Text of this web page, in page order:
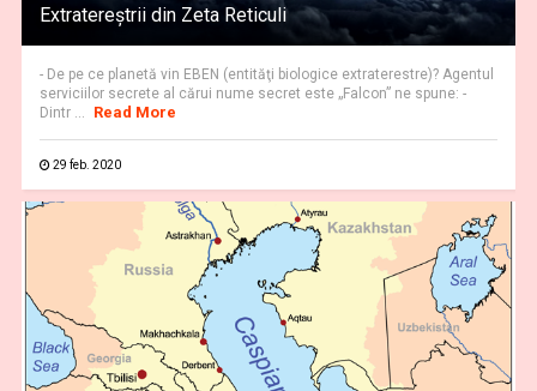
Extratereştrii din Zeta Reticuli
- De pe ce planetă vin EBEN (entităţi biologice extraterestre)? Agentul
serviciilor secrete al cărui nume secret este „Falcon” ne spune: -
Dintr ...
Read More
29 feb. 2020